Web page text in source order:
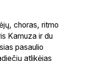
choras, ritmo
Kamuza ir du
pasaulio
atlikėjas